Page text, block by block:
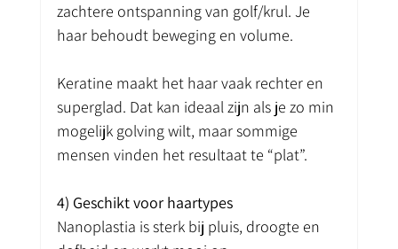
zachtere ontspanning van golf/krul. Je
haar behoudt beweging en volume.
Keratine maakt het haar vaak rechter en
superglad. Dat kan ideaal zijn als je zo min
mogelijk golving wilt, maar sommige
mensen vinden het resultaat te “plat”.
4) Geschikt voor haartypes
Nanoplastia is sterk bij pluis, droogte en